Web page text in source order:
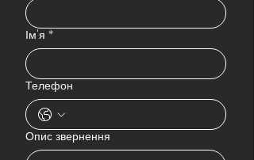
Ім'я *
Телефон
Опис звернення